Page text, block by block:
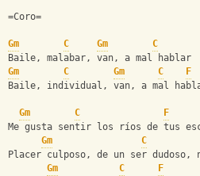
=Coro=
Gm C Gm
C
Baile, malabar, van, a mal hablar
Gm
C Gm C
F
Baile, individual, van, a mal
Gm C F
Me gusta sentir los ríos de tus
Gm
C
Placer culposo, de un ser dudoso,
Gm
C F